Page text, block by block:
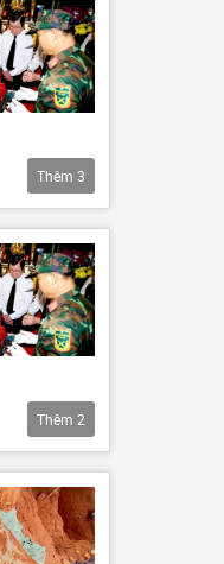
Thêm 3
Thêm 2